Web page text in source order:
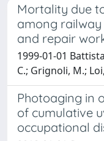
Mortality due
among
and repair
1999-01-01
C.; Grignoli, M.;
Photoaging in
of cumulative
occupational